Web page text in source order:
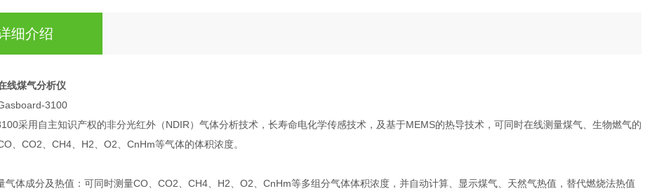
细介绍
线煤气分析仪
3100
采用自主知识产权的非分光红外（NDIR）气体分析技术，长寿命电化学传感技术，及基于MEMS的热导技术，可同时在线测量煤气、生物燃气的
、CO2、CH4、H2、O2、CnHm等气体的体积浓度。
气体成分及热值：可同时测量CO、CO2、CH4、H2、O2、CnHm等多组分气体体积浓度，并自动计算、显示煤气、天然气热值，替代燃烧法热值